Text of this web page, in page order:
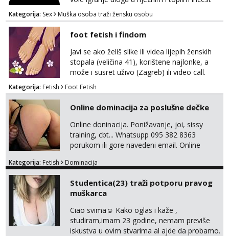
pricama, izgled nebitan, bitno je da znas sto
zelis i da se volis zabavljati. Javitese na mail,
viber, wapp ili zovite. Samo ozbiljni, hvala
Kategorija: Sex Muška osoba traži žensku osobu
foot fetish i findom
Javi se ako želiš slike ili videa lijepih ženskih
stopala (veličina 41), korištene najlonke, a
može i susret uživo (Zagreb) ili video call.
Mlada sam, lijepa i obrazovana te spremna za
dogovore i ispunjavanje želja. Molim samo
ozbiljni, spremni na dugoročnu suradnju i koji
mogu adekvatno platiti ono što nudim. :)
Također me zanima i findom Javite se sa
svojim željama i ponudama.
Kategorija: Fetish Foot Fetish
Online dominacija za poslušne dečke
Online doninacija. Ponižavanje, joi, sissy
training, cbt... Whatsupp 095 382 8363
porukom ili gore navedeni email. Online
uživo nakon mjesečnog druženja . Čekam te
znali reći da im netko šalje moje fotke/videa
ili ima slične oglase s mojim slikama. Moj
oglas za dominaciju je isključvo ov...
Kategorija: Fetish Dominacija
Studentica(23) traži potporu pravog
muškarca
Ciao svima☺️ Kako oglas i kaže ,
studiram,imam 23 godine, nemam previše
iskustva u ovim stvarima al ajde da probamo.